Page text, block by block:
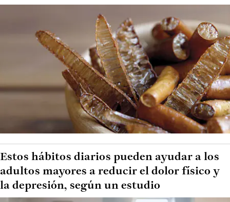
Estos hábitos diarios pueden ayudar a los
adultos mayores a reducir el dolor físico y
la depresión, según un estudio